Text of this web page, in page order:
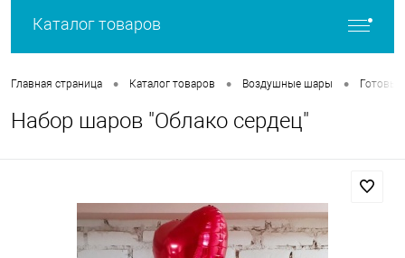
Каталог товаров
Главная страница • Каталог товаров • Воздушные шары •
Набор шаров "Облако сердец"